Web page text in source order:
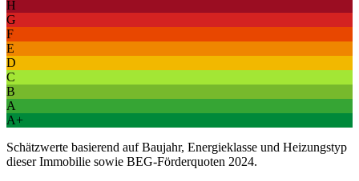
H
G
F
E
D
C
B
A
A+
Schätzwerte basierend auf Baujahr, Energieklasse und Heizungstyp
dieser Immobilie sowie BEG-Förderquoten 2024.